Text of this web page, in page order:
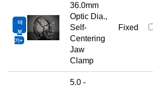
더
보
기
36.0mm
Optic Dia.,
Self-
Centering
Jaw
Clamp
Fixed
5.0 -